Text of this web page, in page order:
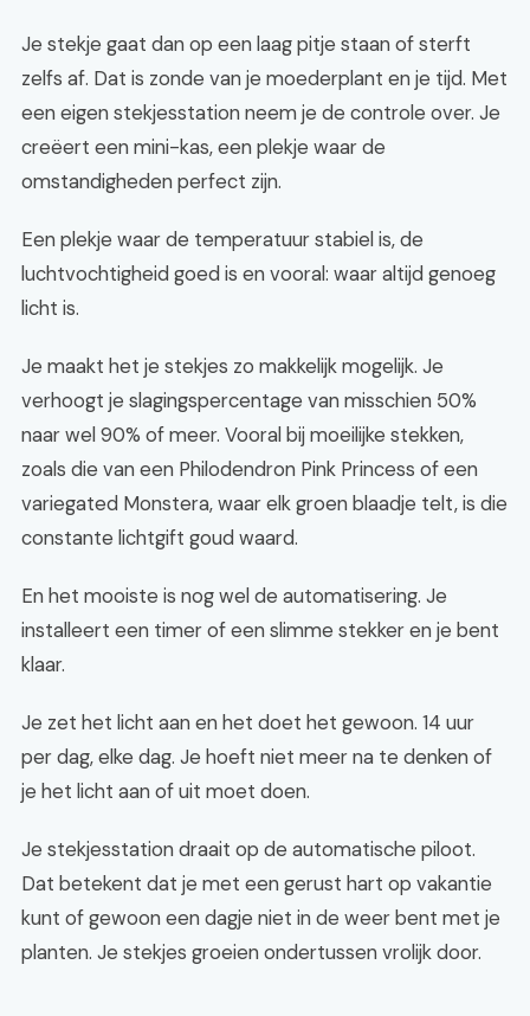
Je stekje gaat dan op een laag pitje staan of sterft
zelfs af. Dat is zonde van je moederplant en je tijd. Met
een eigen stekjesstation neem je de controle over. Je
creëert een mini-kas, een plekje waar de
omstandigheden perfect zijn.
Een plekje waar de temperatuur stabiel is, de
luchtvochtigheid goed is en vooral: waar altijd genoeg
licht is.
Je maakt het je stekjes zo makkelijk mogelijk. Je
verhoogt je slagingspercentage van misschien 50%
naar wel 90% of meer. Vooral bij moeilijke stekken,
zoals die van een Philodendron Pink Princess of een
variegated Monstera, waar elk groen blaadje telt, is die
constante lichtgift goud waard.
En het mooiste is nog wel de automatisering. Je
installeert een timer of een slimme stekker en je bent
klaar.
Je zet het licht aan en het doet het gewoon. 14 uur
per dag, elke dag. Je hoeft niet meer na te denken of
je het licht aan of uit moet doen.
Je stekjesstation draait op de automatische piloot.
Dat betekent dat je met een gerust hart op vakantie
kunt of gewoon een dagje niet in de weer bent met je
planten. Je stekjes groeien ondertussen vrolijk door.